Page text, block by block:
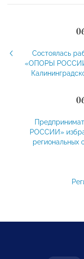
Состоялась
«ОПОРЫ
РОССИИ»
региональных